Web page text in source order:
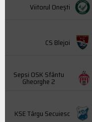
Viitorul Onești
CS Blejoi
Sepsi OSK Sfântu
Gheorghe 2
KSE Târgu Secuiesc